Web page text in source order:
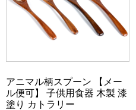
アニマル柄スプーン 【メー
ル便可】 子供用食器 木製 漆
塗り カトラリー